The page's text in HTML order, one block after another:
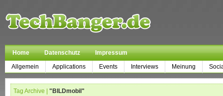
Home Datenschutz
Impressum
Allgemein
Applications Events Interviews Meinung
Tag Archive | "BILDmobil"